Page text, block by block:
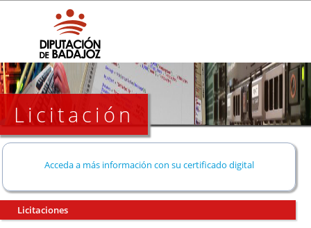
Licitación
Acceda a más información con su certificado digital
Licitaciones